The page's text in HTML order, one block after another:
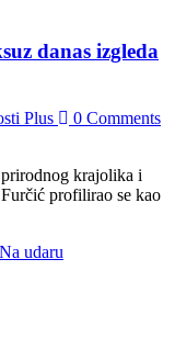
danas izgleda
Plus
0 Comments
krajolika i
profilirao se kao